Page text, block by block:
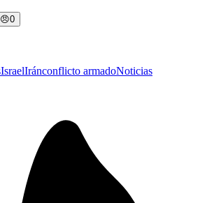
😠0
IsraelIránconflicto armadoNoticias